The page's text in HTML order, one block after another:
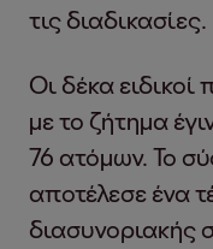
τις διαδικασίες.
Οι δέκα
με το ζήτημα
76 ατόμων. Το
αποτέλεσε ένα
διασυνοριακής